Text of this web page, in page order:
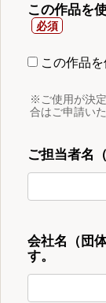
この作品を
この作品
※ご使用が決
合はご申請い
ご担当者名
会社名（団
す。